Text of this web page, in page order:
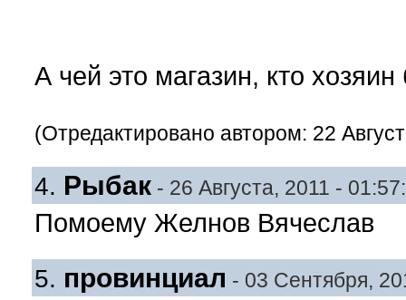
А чей это магазин, кто хозяин
(Отредактировано автором: 22
4. Рыбак- 26 Августа, 2011 -
Помоему Желнов Вячеслав
5. провинциал - 03 Сентября,